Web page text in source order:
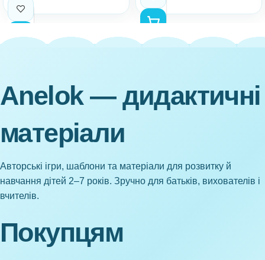
Anelok — дидактичні
матеріали
Авторські ігри, шаблони та матеріали для розвитку й
навчання дітей 2–7 років. Зручно для батьків, вихователів і
вчителів.
Покупцям